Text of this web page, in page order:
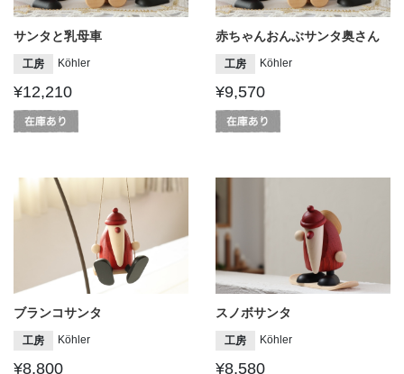
サンタと乳母車
工房 Köhler
¥12,210
赤ちゃんおんぶサンタ奥さん
工房 Köhler
¥9,570
ブランコサンタ
工房 Köhler
¥8,800
スノボサンタ
工房 Köhler
¥8,580